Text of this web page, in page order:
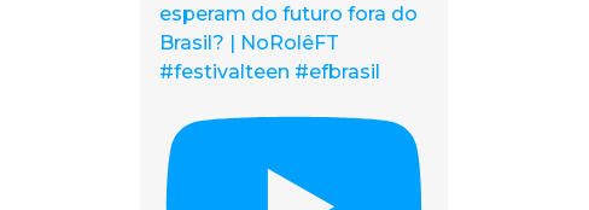
esperam do futuro fora do
Brasil? | NoRolêFT
#festivalteen #efbrasil